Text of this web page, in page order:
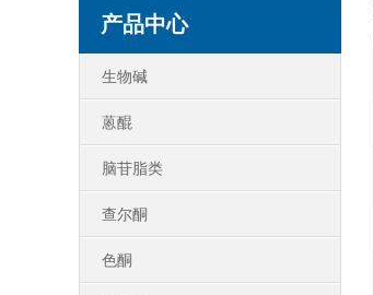
产品中心
生物碱
蒽醌
脑苷脂类
查尔酮
色酮